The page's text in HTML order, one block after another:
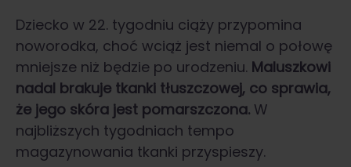
Dziecko w 22. tygodniu ciąży przypomina
noworodka, choć wciąż jest niemal o połowę
mniejsze niż będzie po urodzeniu. Maluszkowi
nadal brakuje tkanki tłuszczowej, co sprawia,
że jego skóra jest pomarszczona. W
najbliższych tygodniach tempo
magazynowania tkanki przyspieszy.